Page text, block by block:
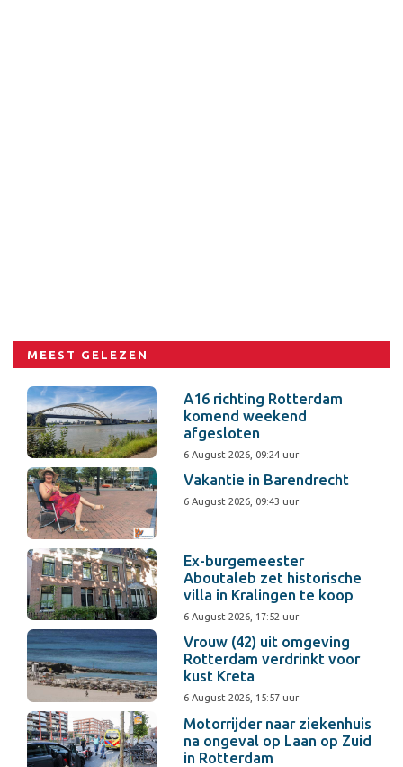
MEEST GELEZEN
A16 richting Rotterdam
komend weekend
afgesloten
6 August 2026, 09:24 uur
Vakantie in Barendrecht
6 August 2026, 09:43 uur
Ex-burgemeester
Aboutaleb zet historische
villa in Kralingen te koop
6 August 2026, 17:52 uur
Vrouw (42) uit omgeving
Rotterdam verdrinkt voor
kust Kreta
6 August 2026, 15:57 uur
Motorrijder naar ziekenhuis
na ongeval op Laan op Zuid
in Rotterdam